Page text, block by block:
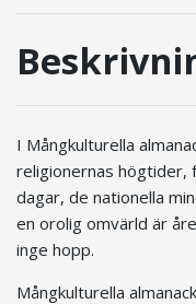
I Mångkulturella
religionernas högtider,
dagar, de nationella
en orolig omvärld är
inge hopp.
Mångkulturella